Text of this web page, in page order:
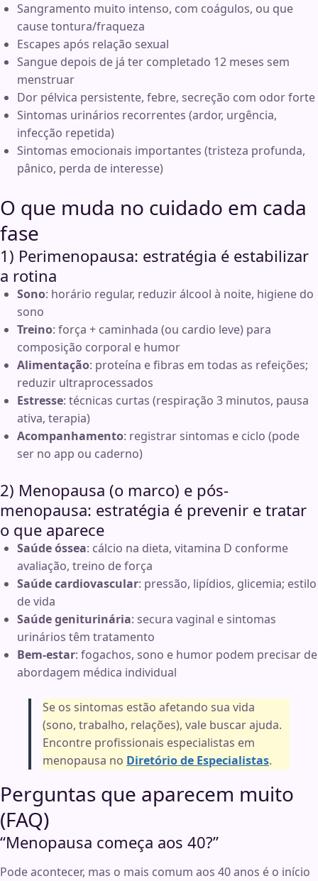
Sangramento muito intenso, com coágulos, ou que
cause tontura/fraqueza
Escapes após relação sexual
Sangue depois de já ter completado 12 meses sem
menstruar
Dor pélvica persistente, febre, secreção com odor forte
Sintomas urinários recorrentes (ardor, urgência,
infecção repetida)
Sintomas emocionais importantes (tristeza profunda,
pânico, perda de interesse)
O que muda no cuidado em cada
fase
1) Perimenopausa: estratégia é estabilizar
a rotina
Sono: horário regular, reduzir álcool à noite, higiene do
sono
Treino: força + caminhada (ou cardio leve) para
composição corporal e humor
Alimentação: proteína e fibras em todas as refeições;
reduzir ultraprocessados
Estresse: técnicas curtas (respiração 3 minutos, pausa
ativa, terapia)
Acompanhamento: registrar sintomas e ciclo (pode
ser no app ou caderno)
2) Menopausa (o marco) e pós-
menopausa: estratégia é prevenir e tratar
o que aparece
Saúde óssea: cálcio na dieta, vitamina D conforme
avaliação, treino de força
Saúde cardiovascular: pressão, lipídios, glicemia; estilo
de vida
Saúde geniturinária: secura vaginal e sintomas
urinários têm tratamento
Bem-estar: fogachos, sono e humor podem precisar de
abordagem médica individual
Se os sintomas estão afetando sua vida
(sono, trabalho, relações), vale buscar ajuda.
Encontre profissionais especialistas em
menopausa no Diretório de Especialistas.
Perguntas que aparecem muito
(FAQ)
“Menopausa começa aos 40?”
Pode acontecer, mas o mais comum aos 40 anos é o início